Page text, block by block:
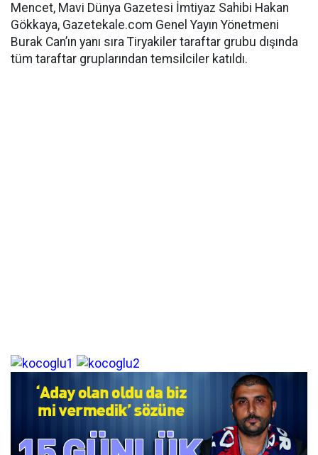
Mencet, Mavi Dünya Gazetesi İmtiyaz Sahibi Hakan
Gökkaya, Gazetekale.com Genel Yayın Yönetmeni
Burak Can’ın yanı sıra Tiryakiler taraftar grubu dışında
tüm taraftar gruplarından temsilciler katıldı.